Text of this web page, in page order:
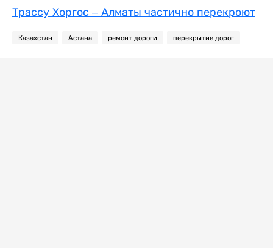
Трассу Хоргос – Алматы частично перекроют
Казахстан Астана ремонт дороги перекрытие дорог